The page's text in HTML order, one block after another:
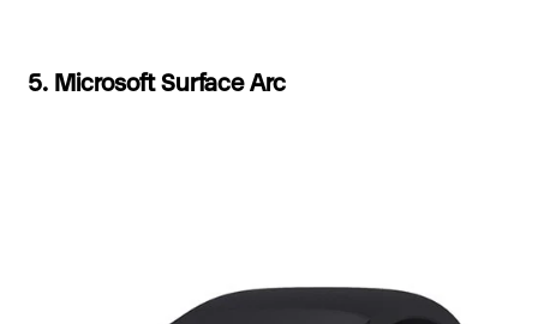
5. Microsoft Surface Arc